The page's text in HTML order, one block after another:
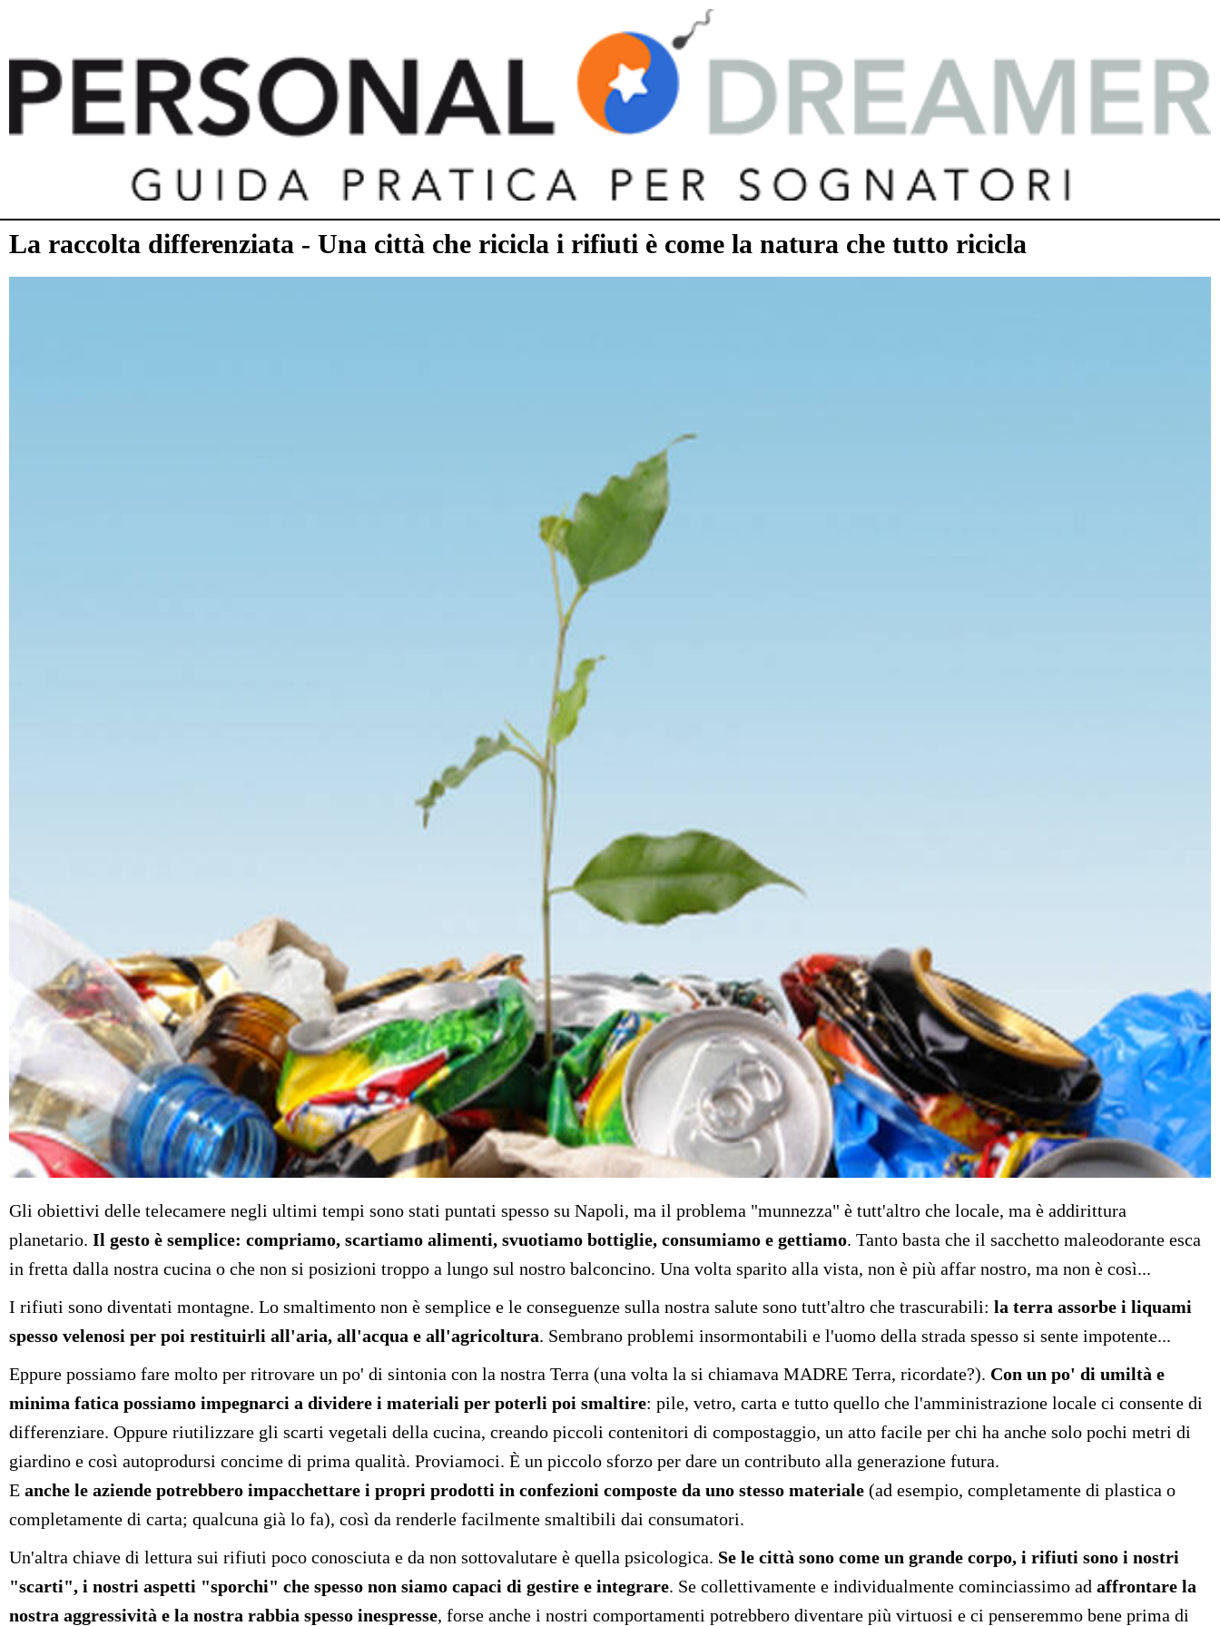
La raccolta differenziata - Una città che ricicla i rifiuti è come la natura che tutto ricicla
Gli obiettivi delle telecamere negli ultimi tempi sono stati puntati spesso su Napoli, ma il problema "munnezza" è tutt'altro che locale, ma è addirittura
planetario. Il gesto è semplice: compriamo, scartiamo alimenti, svuotiamo bottiglie, consumiamo e gettiamo. Tanto basta che il sacchetto maleodorante esca
in fretta dalla nostra cucina o che non si posizioni troppo a lungo sul nostro balconcino. Una volta sparito alla vista, non è più affar nostro, ma non è così...
I rifiuti sono diventati montagne. Lo smaltimento non è semplice e le conseguenze sulla nostra salute sono tutt'altro che trascurabili: la terra assorbe i liquami
spesso velenosi per poi restituirli all'aria, all'acqua e all'agricoltura. Sembrano problemi insormontabili e l'uomo della strada spesso si sente impotente...
Eppure possiamo fare molto per ritrovare un po' di sintonia con la nostra Terra (una volta la si chiamava MADRE Terra, ricordate?). Con un po' di umiltà e
minima fatica possiamo impegnarci a dividere i materiali per poterli poi smaltire: pile, vetro, carta e tutto quello che l'amministrazione locale ci consente di
differenziare. Oppure riutilizzare gli scarti vegetali della cucina, creando piccoli contenitori di compostaggio, un atto facile per chi ha anche solo pochi metri di
giardino e così autoprodursi concime di prima qualità. Proviamoci. È un piccolo sforzo per dare un contributo alla generazione futura.
E anche le aziende potrebbero impacchettare i propri prodotti in confezioni composte da uno stesso materiale (ad esempio, completamente di plastica o
completamente di carta; qualcuna già lo fa), così da renderle facilmente smaltibili dai consumatori.
Un'altra chiave di lettura sui rifiuti poco conosciuta e da non sottovalutare è quella psicologica. Se le città sono come un grande corpo, i rifiuti sono i nostri
"scarti", i nostri aspetti "sporchi" che spesso non siamo capaci di gestire e integrare. Se collettivamente e individualmente cominciassimo ad affrontare la
nostra aggressività e la nostra rabbia spesso inespresse, forse anche i nostri comportamenti potrebbero diventare più virtuosi e ci penseremmo bene prima di